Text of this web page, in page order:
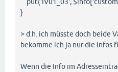
}
> d.h. ich müsste doch beide
bekomme ich ja nur die Infos
Wenn die Info im